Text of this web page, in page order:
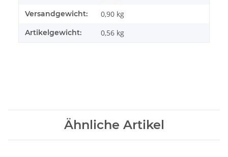
Versandgewicht: 0,90 kg
Artikelgewicht: 0,56 kg
Ähnliche Artikel